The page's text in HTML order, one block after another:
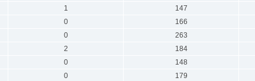
1 147
0 166
0 263
2 184
0 148
0 179